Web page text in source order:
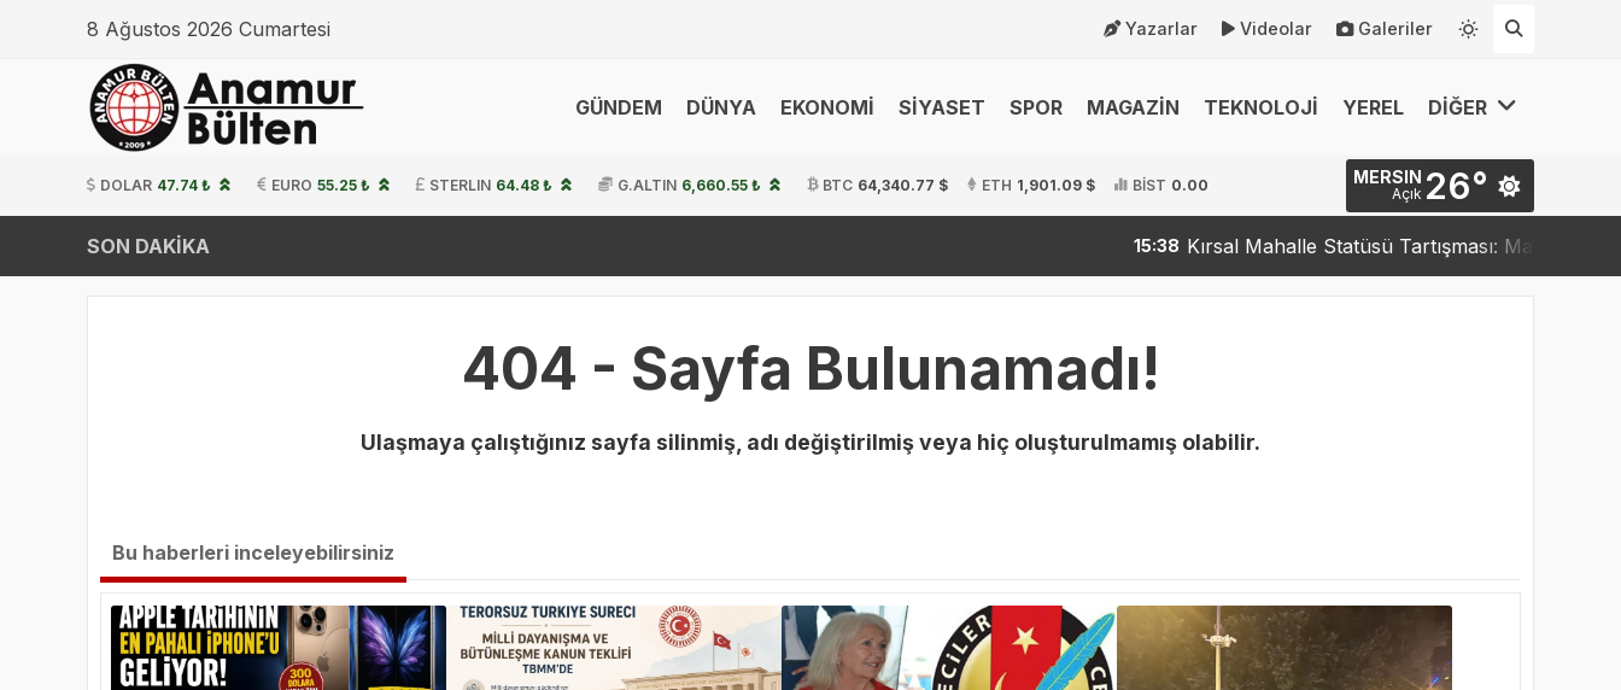
8 Ağustos 2026 Cumartesi Yazarlar Videolar Galeriler
GÜNDEM DÜNYA EKONOMİ SİYASET SPOR MAGAZİN TEKNOLOJİ YEREL DİĞER
DOLAR 47.74 ₺ EURO 55.25 ₺ STERLIN 64.48 ₺ G.ALTIN 6,660.55 ₺ BTC 64,340.77 $ ETH 1,901.09 $ BİST 0.00 MERSIN
Açık 26°
SON DAKİKA 15:38 Kırsal Mahalle Statüsü Tartışması: Mahalleler
404 - Sayfa Bulunamadı!
Ulaşmaya çalıştığınız sayfa silinmiş, adı değiştirilmiş veya hiç oluşturulmamış olabilir.
Bu haberleri inceleyebilirsiniz